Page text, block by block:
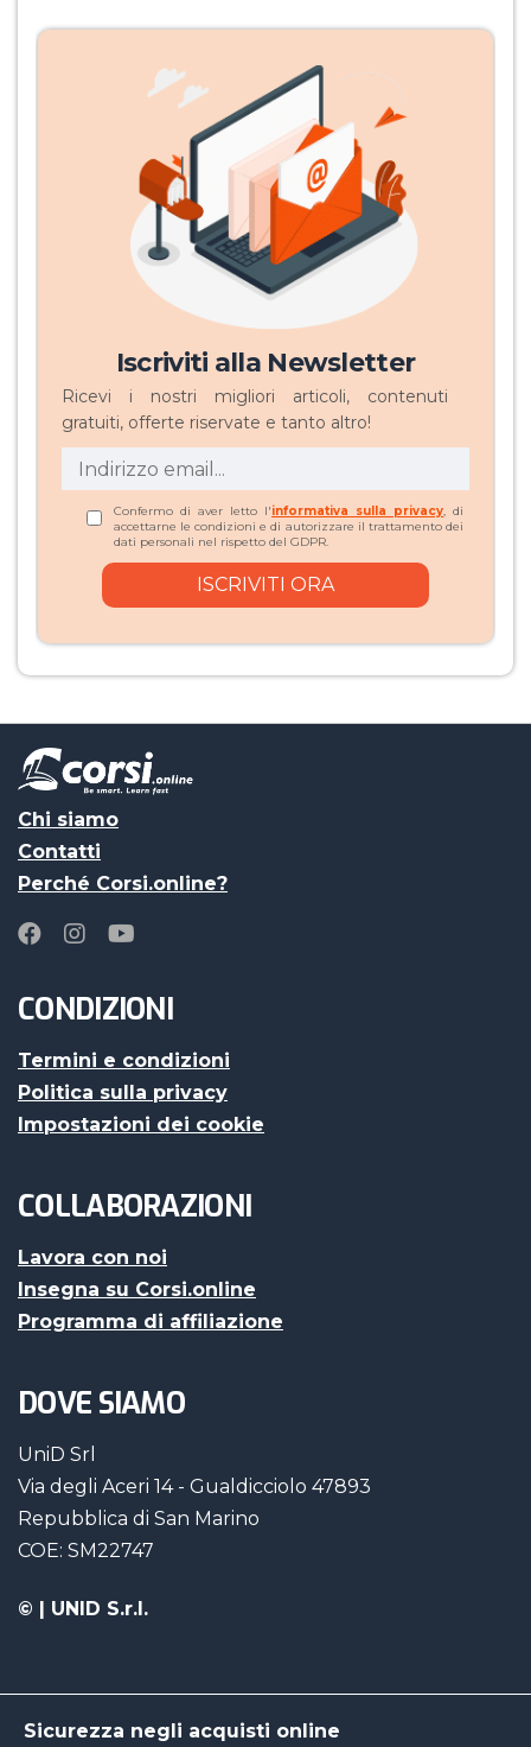
Iscriviti alla Newsletter
Ricevi i nostri migliori articoli, contenuti
gratuiti, offerte riservate e tanto altro!
Confermo di aver letto l'informativa sulla privacy, di
accettarne le condizioni e di autorizzare il trattamento dei
dati personali nel rispetto del GDPR.
Chi siamo
Contatti
Perché Corsi.online?
CONDIZIONI
Termini e condizioni
Politica sulla privacy
Impostazioni dei cookie
COLLABORAZIONI
Lavora con noi
Insegna su Corsi.online
Programma di affiliazione
DOVE SIAMO
UniD Srl
Via degli Aceri 14 - Gualdicciolo 47893
Repubblica di San Marino
COE: SM22747
© | UNID S.r.l.
Sicurezza negli acquisti online